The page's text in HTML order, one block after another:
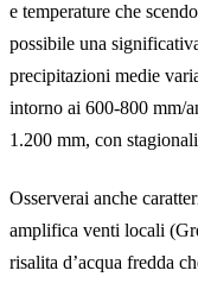
e temperature che
possibile una
precipitazioni medie
intorno ai 600-800 mm/
1.200 mm, con
Osserverai anche
amplifica venti locali
risalita d’acqua fredda